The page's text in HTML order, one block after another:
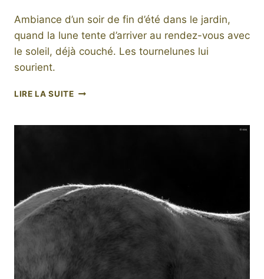
Ambiance d’un soir de fin d’été dans le jardin,
quand la lune tente d’arriver au rendez-vous avec
le soleil, déjà couché. Les tournelunes lui
sourient.
LIRE LA SUITETOURNELUNE